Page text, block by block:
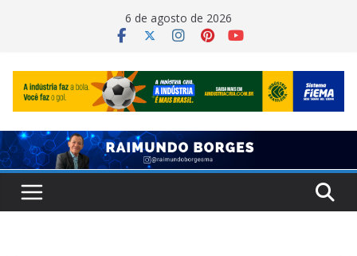
6 de agosto de 2026